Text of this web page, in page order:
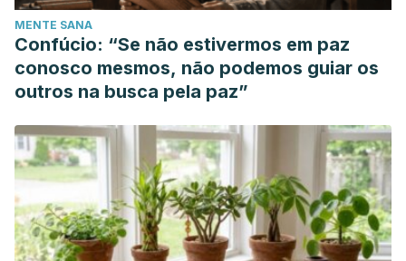
MENTE SANA
Confúcio: “Se não estivermos em paz
conosco mesmos, não podemos guiar os
outros na busca pela paz”